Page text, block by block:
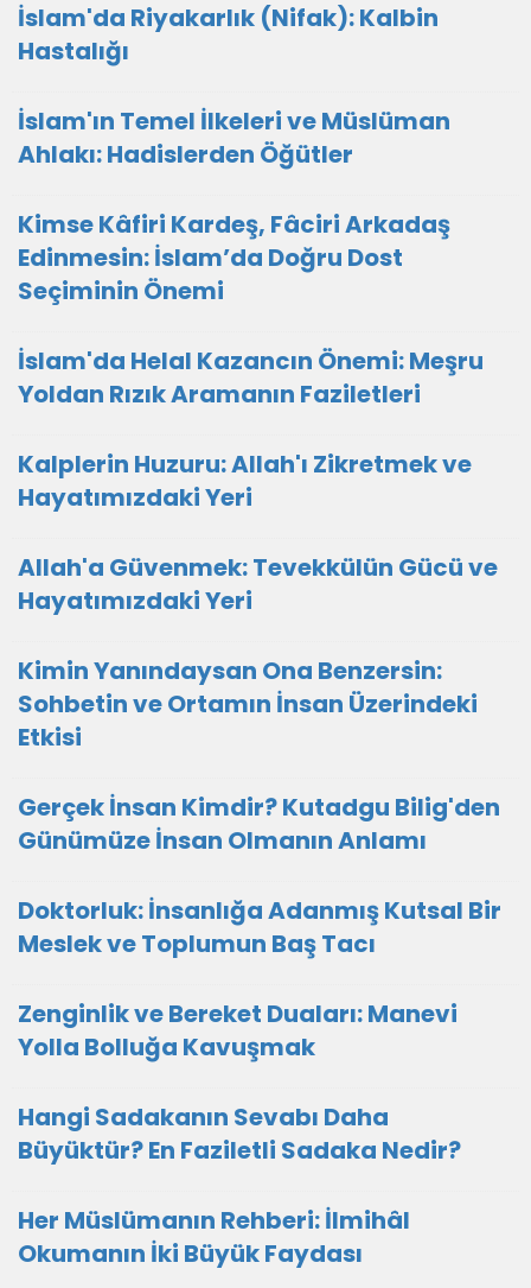
İslam'da Riyakarlık (Nifak): Kalbin
Hastalığı
İslam'ın Temel İlkeleri ve Müslüman
Ahlakı: Hadislerden Öğütler
Kimse Kâfiri Kardeş, Fâciri Arkadaş
Edinmesin: İslam’da Doğru Dost
Seçiminin Önemi
İslam'da Helal Kazancın Önemi: Meşru
Yoldan Rızık Aramanın Faziletleri
Kalplerin Huzuru: Allah'ı Zikretmek ve
Hayatımızdaki Yeri
Allah'a Güvenmek: Tevekkülün Gücü ve
Hayatımızdaki Yeri
Kimin Yanındaysan Ona Benzersin:
Sohbetin ve Ortamın İnsan Üzerindeki
Etkisi
Gerçek İnsan Kimdir? Kutadgu Bilig'den
Günümüze İnsan Olmanın Anlamı
Doktorluk: İnsanlığa Adanmış Kutsal Bir
Meslek ve Toplumun Baş Tacı
Zenginlik ve Bereket Duaları: Manevi
Yolla Bolluğa Kavuşmak
Hangi Sadakanın Sevabı Daha
Büyüktür? En Faziletli Sadaka Nedir?
Her Müslümanın Rehberi: İlmihâl
Okumanın İki Büyük Faydası